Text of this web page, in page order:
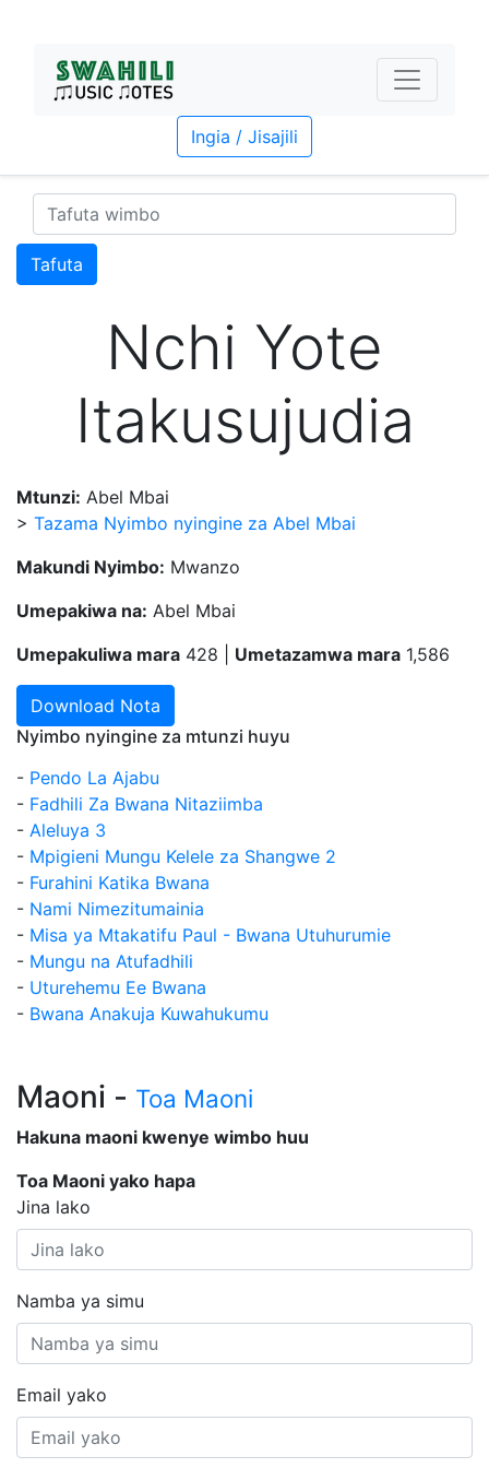
Ingia / Jisajili
Tafuta
Nchi Yote
Itakusujudia
Mtunzi: Abel Mbai
> Tazama Nyimbo nyingine za Abel Mbai
Makundi Nyimbo: Mwanzo
Umepakiwa na: Abel Mbai
Umepakuliwa mara 428 | Umetazamwa mara 1,586
Download Nota
Nyimbo nyingine za mtunzi huyu
- Pendo La Ajabu
- Fadhili Za Bwana Nitaziimba
- Aleluya 3
- Mpigieni Mungu Kelele za Shangwe 2
- Furahini Katika Bwana
- Nami Nimezitumainia
- Misa ya Mtakatifu Paul - Bwana Utuhurumie
- Mungu na Atufadhili
- Uturehemu Ee Bwana
- Bwana Anakuja Kuwahukumu
Maoni - Toa Maoni
Hakuna maoni kwenye wimbo huu
Toa Maoni yako hapa
Jina lako
Namba ya simu
Email yako